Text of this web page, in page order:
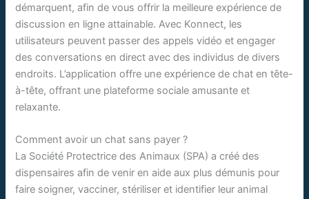
démarquent, afin de vous offrir la meilleure expérience de
discussion en ligne attainable. Avec Konnect, les
utilisateurs peuvent passer des appels vidéo et engager
des conversations en direct avec des individus de divers
endroits. L’application offre une expérience de chat en tête-
à-tête, offrant une plateforme sociale amusante et
relaxante.
Comment avoir un chat sans payer ?
La Société Protectrice des Animaux (SPA) a créé des
dispensaires afin de venir en aide aux plus démunis pour
faire soigner, vacciner, stériliser et identifier leur animal